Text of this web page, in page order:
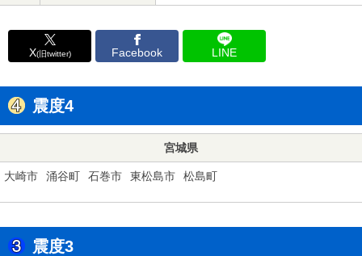
X(旧twitter) Facebook LINE
震度4
宮城県
大崎市 涌谷町 石巻市 東松島市 松島町
震度3